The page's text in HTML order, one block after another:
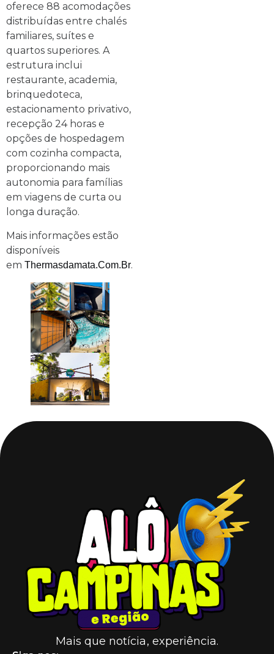
oferece 88 acomodações
distribuídas entre chalés
familiares, suítes e
quartos superiores. A
estrutura inclui
restaurante, academia,
brinquedoteca,
estacionamento privativo,
recepção 24 horas e
opções de hospedagem
com cozinha compacta,
proporcionando mais
autonomia para famílias
em viagens de curta ou
longa duração.
Mais informações estão
disponíveis
em Thermasdamata.com.br.
Mais que notícia, experiência.